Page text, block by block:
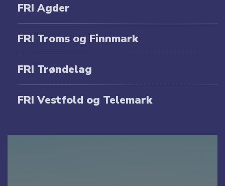
FRI Agder
FRI Troms og Finnmark
FRI Trøndelag
FRI Vestfold og Telemark